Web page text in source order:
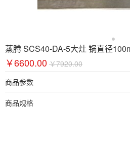
蒸腾 SCS40-DA-5大灶 锅直径
￥6600.00 ￥7920.00
商品参数
商品规格